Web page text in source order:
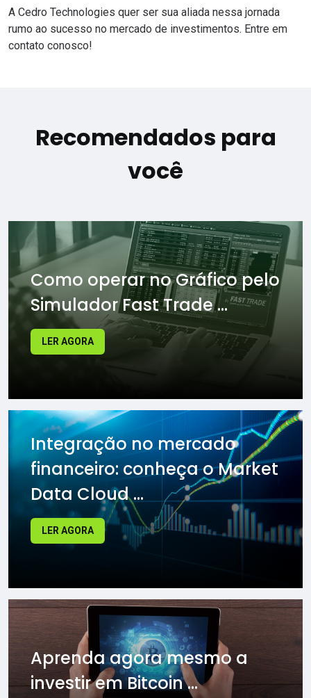
A Cedro Technologies quer ser sua aliada nessa jornada
rumo ao sucesso no mercado de investimentos. Entre em
contato conosco!
Recomendados para
você
Como operar no Gráfico pelo
Simulador Fast Trade ...
LER AGORA
Integração no mercado
financeiro: conheça o Market
Data Cloud ...
LER AGORA
Aprenda agora mesmo a
investir em Bitcoin ...